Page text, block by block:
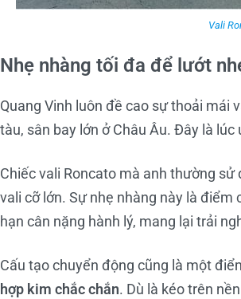
Vali
Nhẹ nhàng tối đa để lướt
Quang Vinh luôn đề cao sự thoải mái
tàu, sân bay lớn ở Châu Âu. Đây là
Chiếc vali Roncato mà anh thường sử
vali cỡ lớn. Sự nhẹ nhàng này là điểm
hạn cân nặng hành lý, mang lại trải
Cấu tạo chuyển động cũng là một
hợp kim chắc chắn. Dù là kéo trên